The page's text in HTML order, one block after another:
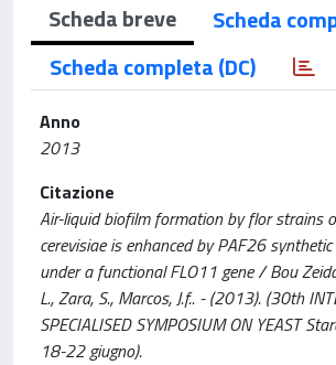
Scheda breve
Scheda
Scheda completa (DC)
Anno
2013
Citazione
Air-liquid biofilm formation by flor strains
cerevisiae is enhanced by PAF26
under a functional FLO11 gene / Bou
L., Zara, S., Marcos, J.f.. - (2013). (30th
SPECIALISED SYMPOSIUM ON YEAST
18-22 giugno).